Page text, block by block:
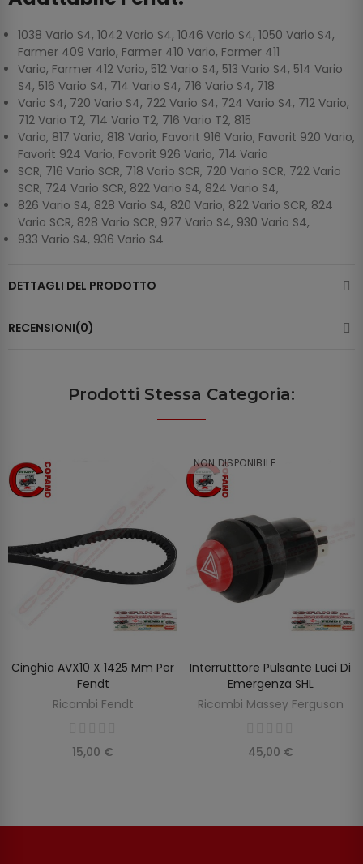
1038 Vario S4, 1042 Vario S4, 1046 Vario S4, 1050 Vario S4,
Farmer 409 Vario, Farmer 410 Vario, Farmer 411
Vario, Farmer 412 Vario, 512 Vario S4, 513 Vario S4, 514 Vario
S4, 516 Vario S4, 714 Vario S4, 716 Vario S4, 718
Vario S4, 720 Vario S4, 722 Vario S4, 724 Vario S4, 712 Vario,
712 Vario T2, 714 Vario T2, 716 Vario T2, 815
Vario, 817 Vario, 818 Vario, Favorit 916 Vario, Favorit 920 Vario,
Favorit 924 Vario, Favorit 926 Vario, 714 Vario
SCR, 716 Vario SCR, 718 Vario SCR, 720 Vario SCR, 722 Vario
SCR, 724 Vario SCR, 822 Vario S4, 824 Vario S4,
826 Vario S4, 828 Vario S4, 820 Vario, 822 Vario SCR, 824
Vario SCR, 828 Vario SCR, 927 Vario S4, 930 Vario S4,
933 Vario S4, 936 Vario S4
DETTAGLI DEL PRODOTTO
RECENSIONI(0)
Prodotti Stessa Categoria:
AGGIUNGI AL CARRELLO
Cinghia AVX10 X 1425 Mm Per
Fendt
Ricambi Fendt
15,00 €
NON DISPONIBILE
SCOPRIRE
Interrutttore Pulsante Luci Di
Emergenza SHL
Ricambi Massey Ferguson
45,00 €